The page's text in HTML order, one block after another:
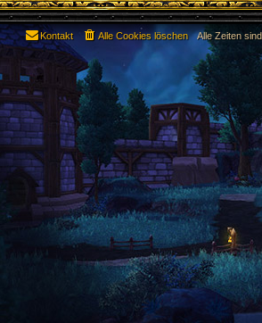
Alle Zeiten sind
Alle Cookies löschen
Kontakt